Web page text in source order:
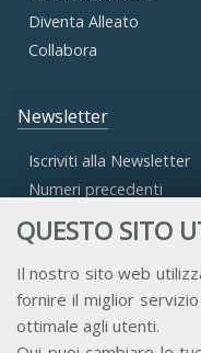
QUESTO SITO
Il nostro sito web
fornire il miglior
ottimale agli utenti.
Diventa Alleato
Collabora
Newsletter
Iscriviti alla Newsletter
Numeri precedenti
Accesso Aderenti
Accesso Consulta